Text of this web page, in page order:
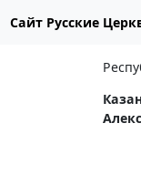
Сайт Русские